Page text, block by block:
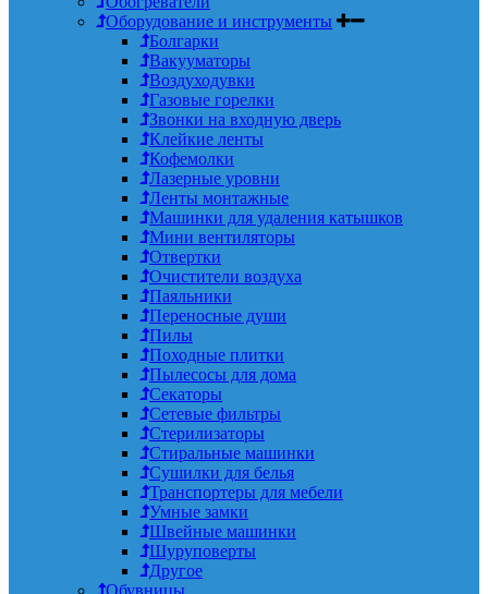
Оборудование и инструменты
Болгарки
Вакууматоры
Воздуходувки
Газовые горелки
Звонки на входную дверь
Клейкие ленты
Кофемолки
Лазерные уровни
Ленты монтажные
Машинки для удаления катышков
Мини вентиляторы
Отвертки
Очистители воздуха
Паяльники
Переносные души
Пилы
Походные плитки
Пылесосы для дома
Секаторы
Сетевые фильтры
Стерилизаторы
Стиральные машинки
Сушилки для белья
Транспортеры для мебели
Умные замки
Швейные машинки
Шуруповерты
Другое
Обувницы